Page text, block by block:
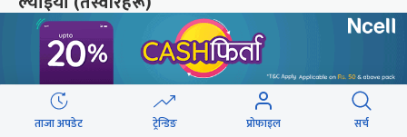
छुटाउनुभयो कि ?
संसद्लाई टेर्दैनन् प्रधानमन्त्री, लाचार
ताजा अपडेट ट्रेन्डिङ प्रोफाइल सर्च